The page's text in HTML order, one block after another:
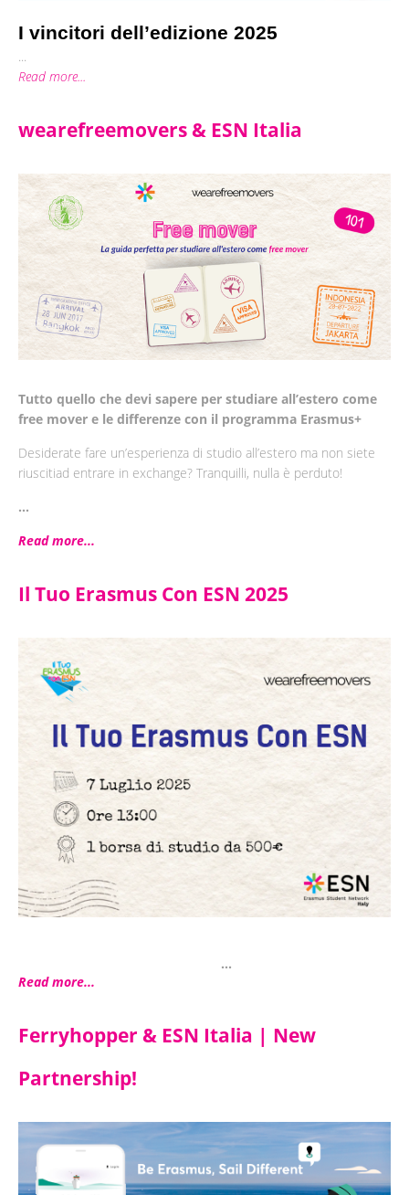
I vincitori dell’edizione 2025
Read more...
wearefreemovers & ESN Italia
Tutto quello che devi sapere per studiare all’estero come
free mover e le differenze con il programma Erasmus+
Desiderate fare un’esperienza di studio all’estero ma non siete
riuscitiad entrare in exchange? Tranquilli, nulla è perduto!
...
Read more...
Il Tuo Erasmus Con ESN 2025
...
Read more...
Ferryhopper & ESN Italia | New
Partnership!